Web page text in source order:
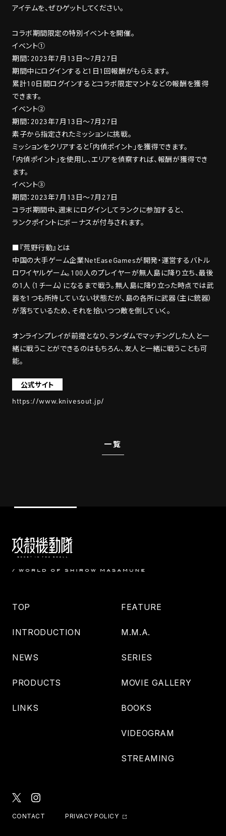
アイテムを、ぜひゲットしてください。
コラボ期間限定の特別イベントを開催。
イベント➀
期間：2023年7月13日～7月27日
期間中にログインすると1日1回報酬がもらえます。
累計10日間ログインするとコラボ限定マントなどの報酬を獲得
できます。
イベント②
期間：2023年7月13日～7月27日
素子から指定されたミッションに挑戦。
ミッションをクリアすると「内偵ポイント」を獲得できます。
「内偵ポイント」を使用し、エリアを偵察すれば、報酬が獲得でき
ます。
イベント③
期間：2023年7月13日～7月27日
コラボ期間中、週末にログインしてランクに参加すると、
ランクポイントにボーナスが付与されます。
■『荒野行動』とは
中国の大手ゲーム企業NetEaseGamesが開発・運営するバトル
ロワイヤルゲーム。100人のプレイヤーが無人島に降り立ち、最後
の1人（1チーム）になるまで戦う。無人島に降り立った時点では武
器を1つも所持していない状態だが、島の各所に武器（主に銃器）
が落ちているため、それを拾いつつ敵を倒していく。
オンラインプレイが前提となり、ランダムでマッチングした人と一
緒に戦うことができるのはもちろん、友人と一緒に戦うことも可
能。
公式サイト
https://www.knivesout.jp/
一覧
TOP
INTRODUCTION
NEWS
PRODUCTS
LINKS
FEATURE
M.M.A.
SERIES
MOVIE GALLERY
BOOKS
VIDEOGRAM
STREAMING
CONTACT PRIVACY POLICY